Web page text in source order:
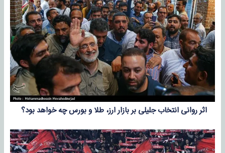
اثر روانی انتخاب جلیلی بر بازار ارز، طلا و بورس چه خواهد بود؟